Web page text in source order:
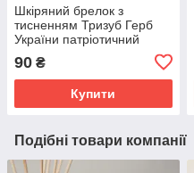
Шкіряний брелок з
тисненням Тризуб Герб
України патріотичний
90 ₴
Купити
Подібні товари компанії